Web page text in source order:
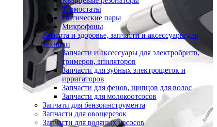
Термостаты
Оптические пары
Микрофоны
Красота и здоровье, запчасти и аксессуары для
техники
Запчасти и аксессуары для электробритв,
тримеров, эпиляторов
Запчасти для зубных электрощеток и
ирригаторов
Запчасти для фенов, щипцов для волос
Запчасти для молокоотсосов
Запчати для бензоинструмента
Запчасти для овощерезок
Запчасти для водяных насосов